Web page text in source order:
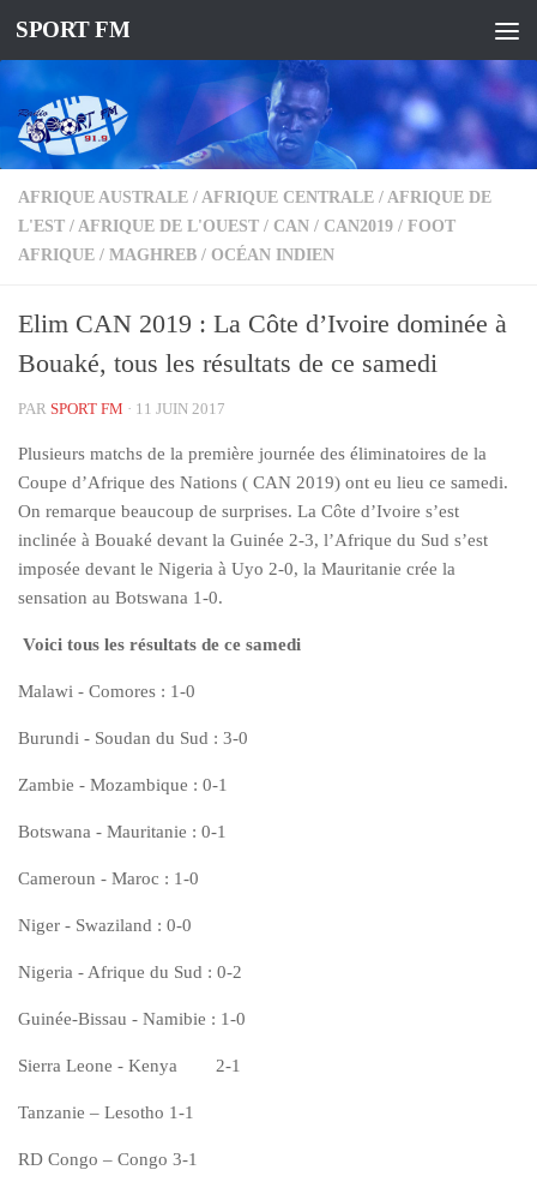
SPORT FM
AFRIQUE AUSTRALE / AFRIQUE CENTRALE / AFRIQUE DE
L'EST / AFRIQUE DE L'OUEST / CAN / CAN2019 / FOOT
AFRIQUE / MAGHREB / OCÉAN INDIEN
Elim CAN 2019 : La Côte d’Ivoire dominée à
Bouaké, tous les résultats de ce samedi
PAR SPORT FM · 11 JUIN 2017
Plusieurs matchs de la première journée des éliminatoires de la
Coupe d’Afrique des Nations ( CAN 2019) ont eu lieu ce samedi.
On remarque beaucoup de surprises. La Côte d’Ivoire s’est
inclinée à Bouaké devant la Guinée 2-3, l’Afrique du Sud s’est
imposée devant le Nigeria à Uyo 2-0, la Mauritanie crée la
sensation au Botswana 1-0.
Voici tous les résultats de ce samedi
Malawi - Comores : 1-0
Burundi - Soudan du Sud : 3-0
Zambie - Mozambique : 0-1
Botswana - Mauritanie : 0-1
Cameroun - Maroc : 1-0
Niger - Swaziland : 0-0
Nigeria - Afrique du Sud : 0-2
Guinée-Bissau - Namibie : 1-0
Sierra Leone - Kenya 2-1
Tanzanie – Lesotho 1-1
RD Congo – Congo 3-1